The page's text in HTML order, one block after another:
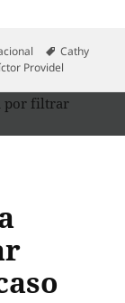
Etiquetas
Cathy
Providel